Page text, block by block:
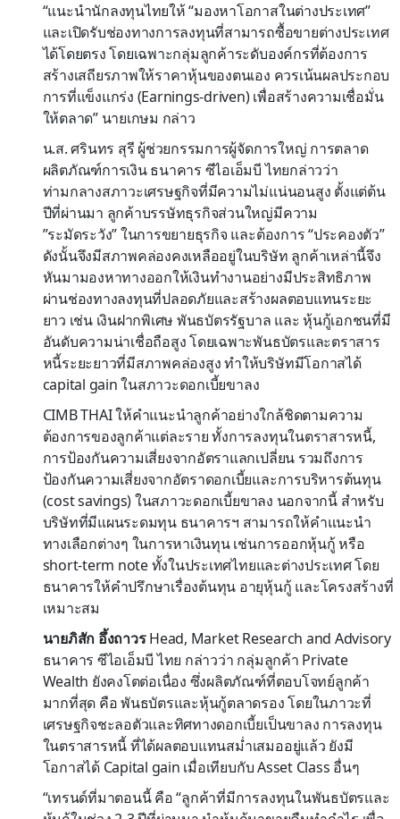
“แนะนำนักลงทุนไทยให้ “มองหาโอกาสในต่างประเทศ”
และเปิดรับช่องทางการลงทุนที่สามารถซื้อขายต่างประเทศ
ได้โดยตรง โดยเฉพาะกลุ่มลูกค้าระดับองค์กรที่ต้องการ
สร้างเสถียรภาพให้ราคาหุ้นของตนเอง ควรเน้นผลประกอบ
การที่แข็งแกร่ง (Earnings-driven) เพื่อสร้างความเชื่อมั่น
ให้ตลาด” นายเกษม กล่าว
น.ส. ศรินทร สุรี ผู้ช่วยกรรมการผู้จัดการใหญ่ การตลาด
ผลิตภัณฑ์การเงิน ธนาคาร ซีไอเอ็มบี ไทยกล่าวว่า
ท่ามกลางสภาวะเศรษฐกิจที่มีความไม่แน่นอนสูง ตั้งแต่ต้น
ปีที่ผ่านมา ลูกค้าบรรษัทธุรกิจส่วนใหญ่มีความ
”ระมัดระวัง” ในการขยายธุรกิจ และต้องการ “ประคองตัว”
ดังนั้นจึงมีสภาพคล่องคงเหลืออยู่ในบริษัท ลูกค้าเหล่านี้จึง
หันมามองหาทางออกให้เงินทำงานอย่างมีประสิทธิภาพ
ผ่านช่องทางลงทุนที่ปลอดภัยและสร้างผลตอบแทนระยะ
ยาว เช่น เงินฝากพิเศษ พันธบัตรรัฐบาล และ หุ้นกู้เอกชนที่มี
อันดับความน่าเชื่อถือสูง โดยเฉพาะพันธบัตรและตราสาร
หนี้ระยะยาวที่มีสภาพคล่องสูง ทำให้บริษัทมีโอกาสได้
capital gain ในสภาวะดอกเบี้ยขาลง
CIMB THAI ให้คำแนะนำลูกค้าอย่างใกล้ชิดตามความ
ต้องการของลูกค้าแต่ละราย ทั้งการลงทุนในตราสารหนี้,
การป้องกันความเสี่ยงจากอัตราแลกเปลี่ยน รวมถึงการ
ป้องกันความเสี่ยงจากอัตราดอกเบี้ยและการบริหารต้นทุน
(cost savings) ในสภาวะดอกเบี้ยขาลง นอกจากนี้ สำหรับ
บริษัทที่มีแผนระดมทุน ธนาคารฯ สามารถให้คำแนะนำ
ทางเลือกต่างๆ ในการหาเงินทุน เช่นการออกหุ้นกู้ หรือ
short-term note ทั้งในประเทศไทยและต่างประเทศ โดย
ธนาคารให้คำปรึกษาเรื่องต้นทุน อายุหุ้นกู้ และโครงสร้างที่
เหมาะสม
นายภิสัก อึ้งถาวรHead, Market Research and Advisory
ธนาคาร ซีไอเอ็มบี ไทย กล่าวว่า กลุ่มลูกค้า Private
Wealth ยังคงโตต่อเนื่อง ซึ่งผลิตภัณฑ์ที่ตอบโจทย์ลูกค้า
มากที่สุด คือ พันธบัตรและหุ้นกู้ตลาดรอง โดยในภาวะที่
เศรษฐกิจชะลอตัวและทิศทางดอกเบี้ยเป็นขาลง การลงทุน
ในตราสารหนี้ ที่ได้ผลตอบแทนสม่ำเสมออยู่แล้ว ยังมี
โอกาสได้ Capital gain เมื่อเทียบกับ Asset Class อื่นๆ
“เทรนด์ที่มาตอนนี้ คือ “ลูกค้าที่มีการลงทุนในพันธบัตรและ